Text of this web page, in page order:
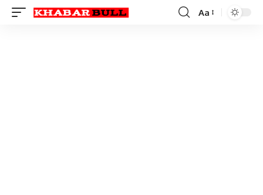
Font
Aa